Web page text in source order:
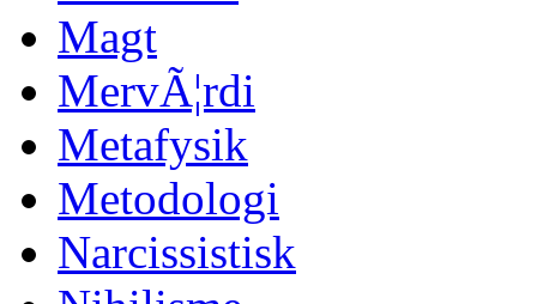
Magt
MervÃ¦rdi
Metafysik
Metodologi
Narcissistisk